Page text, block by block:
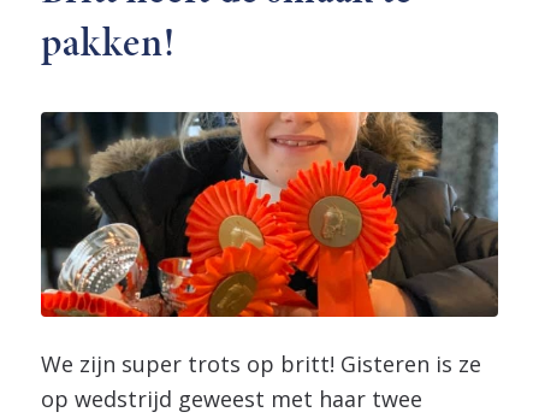
pakken!
We zijn super trots op britt! Gisteren is ze
op wedstrijd geweest met haar twee